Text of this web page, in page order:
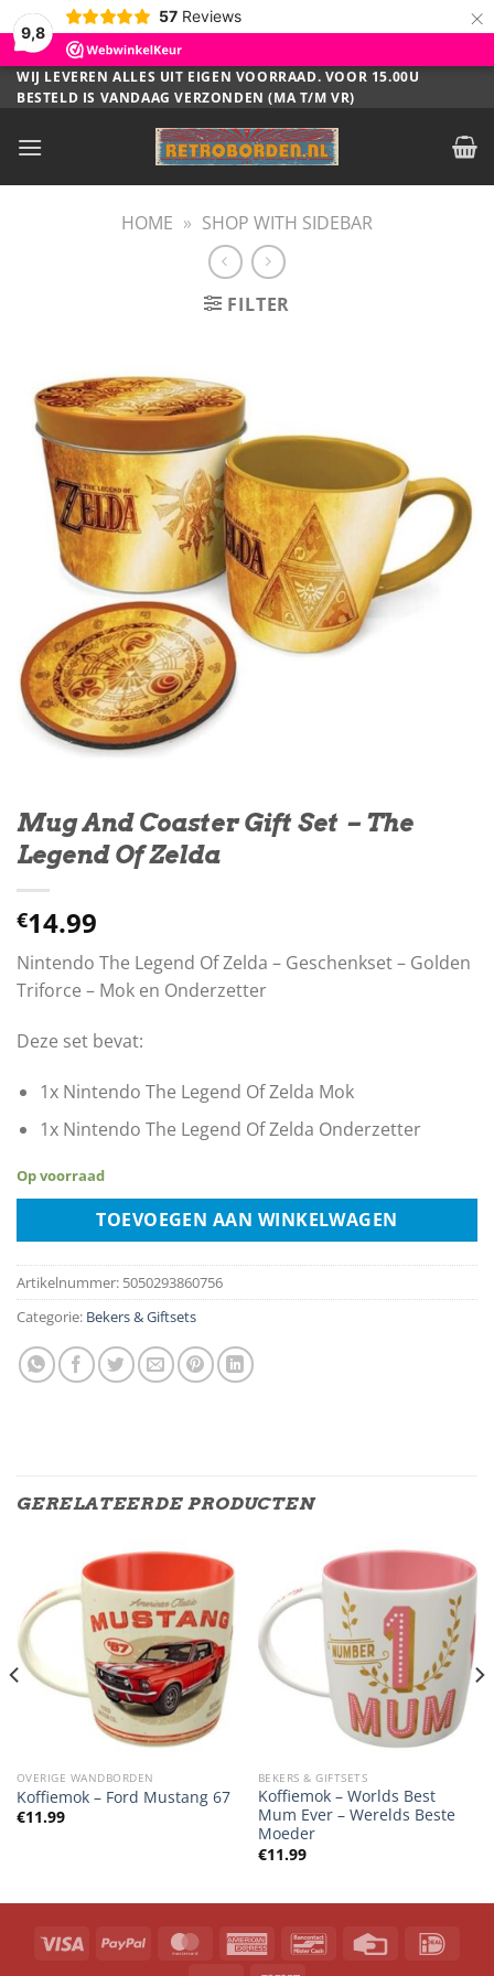
9,8
57 Reviews ×
Ga
naar
WIJ LEVEREN ALLES UIT EIGEN VOORRAAD. VOOR 15.00U
BESTELD IS VANDAAG VERZONDEN (MA T/M VR)
HOME » SHOP WITH SIDEBAR
FILTER
Mug And Coaster Gift Set – The
Legend Of Zelda
€14.99
Nintendo The Legend Of Zelda – Geschenkset – Golden
Triforce – Mok en Onderzetter
Deze set bevat:
1x Nintendo The Legend Of Zelda Mok
1x Nintendo The Legend Of Zelda Onderzetter
Op voorraad
TOEVOEGEN AAN WINKELWAGEN
Artikelnummer: 5050293860756
Categorie: Bekers & Giftsets
GERELATEERDE PRODUCTEN
OVERIGE WANDBORDEN
Koffiemok – Ford Mustang 67
€11.99
BEKERS & GIFTSETS
Koffiemok – Worlds Best
Mum Ever – Werelds Beste
Moeder
€11.99